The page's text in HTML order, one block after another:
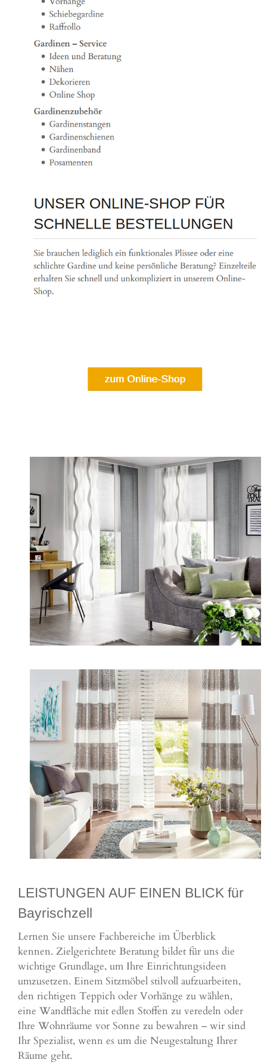
LEISTUNGEN AUF EINEN BLICK für
Bayrischzell
Lernen Sie unsere Fachbereiche im Überblick
kennen. Zielgerichtete Beratung bildet für uns die
wichtige Grundlage, um Ihre Einrichtungsideen
umzusetzen. Einem Sitzmöbel stilvoll aufzuarbeiten,
den richtigen Teppich oder Vorhänge zu wählen,
eine Wandfläche mit edlen Stoffen zu veredeln oder
Ihre Wohnräume vor Sonne zu bewahren – wir sind
Ihr Spezialist, wenn es um die Neugestaltung Ihrer
Räume geht.